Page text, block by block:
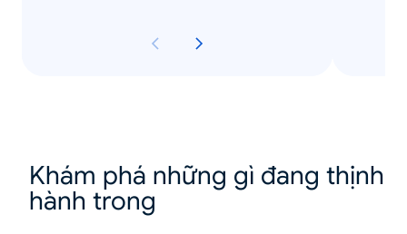
Khám phá những gì đang thịnh
hành trong